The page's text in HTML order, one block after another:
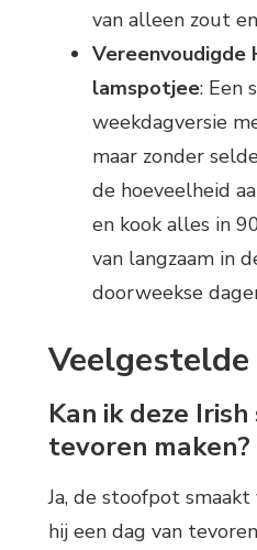
van alleen zout
Vereenvoudigde
lamspotjee: Een
weekdagversie
maar zonder
de hoeveelheid
en kook alles in
van langzaam in
doorweekse
Kan ik deze
tevoren maken?
Ja, de stoofpot
hij een dag van